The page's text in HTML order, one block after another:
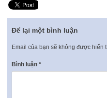
Để lại một bình luận
Email của bạn sẽ không được hiển
Bình luận *